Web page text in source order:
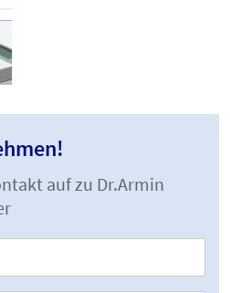
auf zu Dr.Armin